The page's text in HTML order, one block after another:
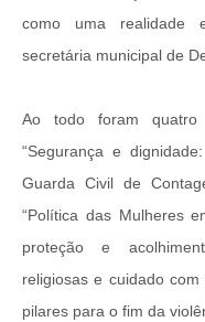
como uma realidade
secretária municipal de
Ao todo foram quatro
“Segurança e
Guarda Civil de
“Política das Mulheres
proteção e
religiosas e cuidado
pilares para o fim da